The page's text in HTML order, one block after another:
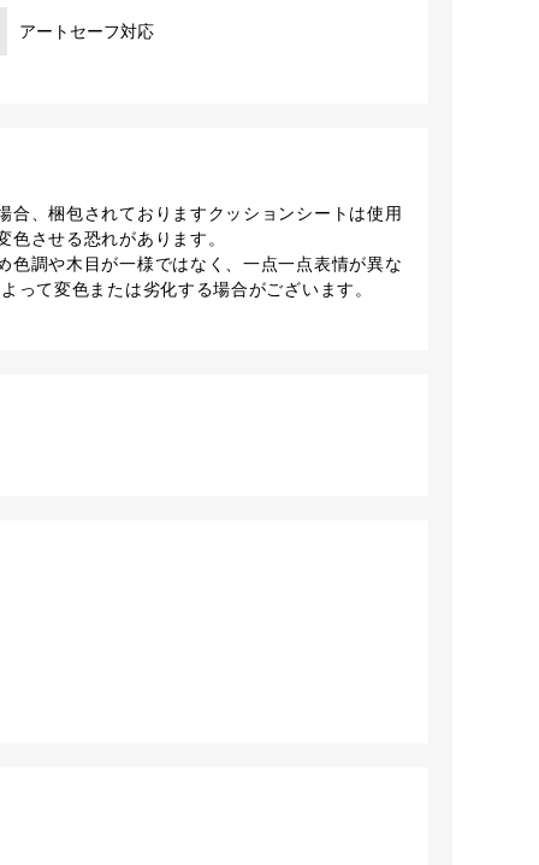
アートセーフ対応
合、梱包されておりますクッションシートは使用
色させる恐れがあります。
色調や木目が一様ではなく、一点一点表情が異な
って変色または劣化する場合がございます。